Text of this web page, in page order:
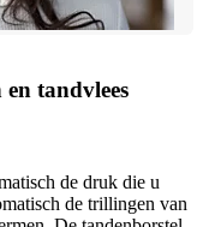
tandvlees
de druk die u
de trillingen van